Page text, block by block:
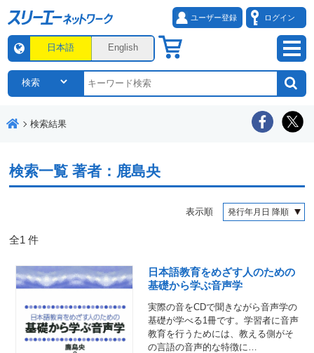
ユーザー登録 ログイン
日本語 English
検索結果
検索一覧著者：鹿島央
表示順
全1 件
日本語教育をめざす人のための
基礎から学ぶ音声学
実際の音をCDで聞きながら音声学の
基礎が学べる1冊です。学習者に音声
教育を行うためには、教える側がそ
の言語の音声的な特徴に…